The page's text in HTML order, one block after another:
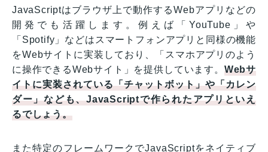
JavaScriptはブラウザ上で動作するWebアプリなどの
開発でも活躍します。例えば「YouTube」や
「Spotify」などはスマートフォンアプリと同様の機能
をWebサイトに実装しており、「スマホアプリのよう
に操作できるWebサイト」を提供しています。 Webサ
イトに実装されている「チャットボット」や「カレン
ダー」なども、JavaScriptで作られたアプリといえ
るでしょう。
また特定のフレームワークでJavaScriptをネイティブ